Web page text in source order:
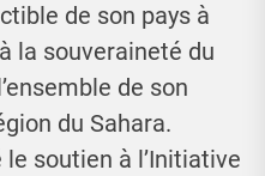
de son pays à
la souveraineté du
de son
du Sahara.
soutien à l’Initiative